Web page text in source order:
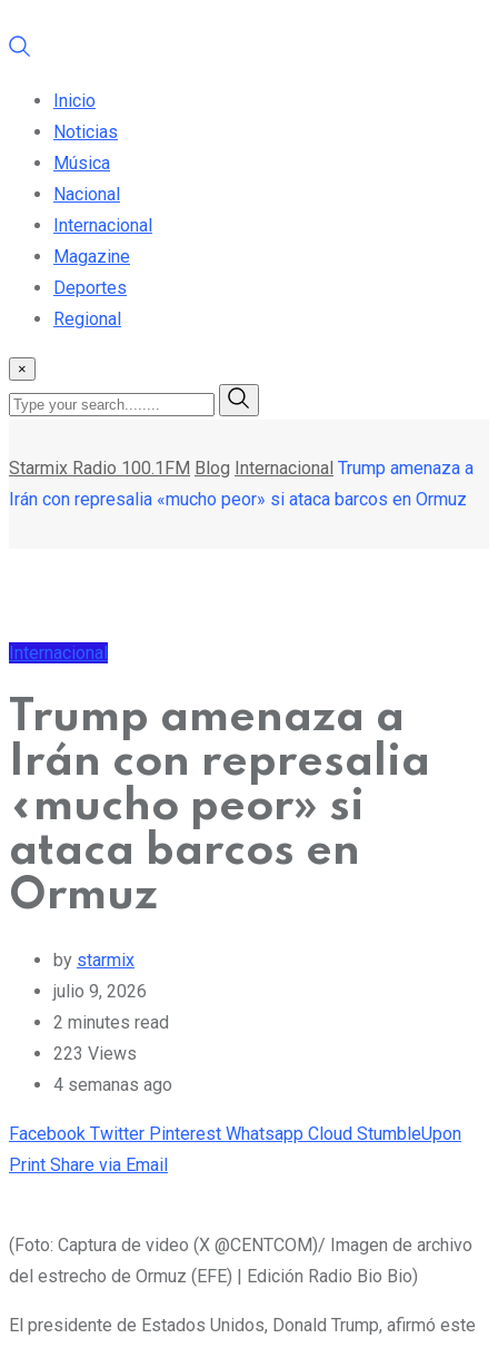
Inicio
Noticias
Música
Nacional
Internacional
Magazine
Deportes
Regional
×
Starmix Radio 100.1FM Blog Internacional Trump amenaza a
Irán con represalia «mucho peor» si ataca barcos en Ormuz
Internacional
Trump amenaza a
Irán con represalia
«mucho peor» si
ataca barcos en
Ormuz
by starmix
julio 9, 2026
2 minutes read
223 Views
4 semanas ago
Facebook Twitter Pinterest Whatsapp Cloud StumbleUpon
Print Share via Email
(Foto: Captura de video (X @CENTCOM)/ Imagen de archivo
del estrecho de Ormuz (EFE) | Edición Radio Bio Bio)
El presidente de Estados Unidos, Donald Trump, afirmó este